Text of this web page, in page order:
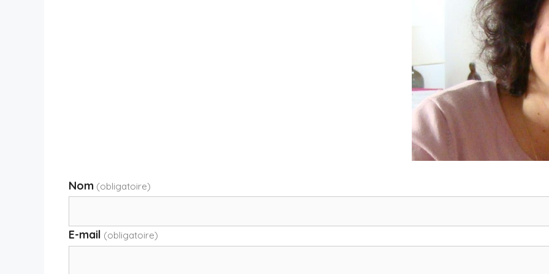
Nom (obligatoire)
E-mail (obligatoire)